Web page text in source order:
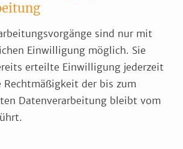
sind nur mit
Einwilligung möglich. Sie
erteilte Einwilligung jederzeit
Rechtmäßigkeit der bis zum
Datenverarbeitung bleibt vom